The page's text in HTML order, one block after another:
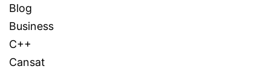
Blog
Business
C++
Cansat